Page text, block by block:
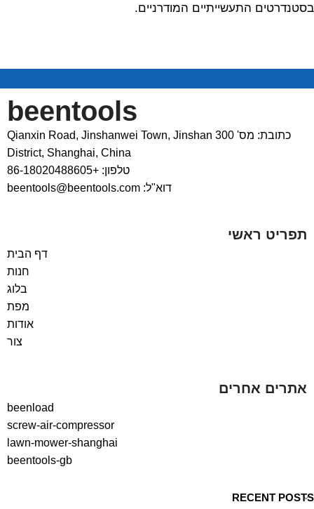
בסטנדרטים התעשייתיים המודרניים.
beentools
כתובת: מס' 300 Qianxin Road, Jinshanwei Town, Jinshan
District, Shanghai, China
טלפון: +86-18020488605
דוא"ל: beentools@beentools.com
תפריט ראשי
דף הבית
חנות
בלוג
מפת
אודות
צור
אתרים אחרים
beenload
screw-air-compressor
lawn-mower-shanghai
beentools-gb
RECENT POSTS